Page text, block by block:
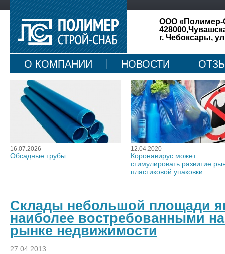
ООО «Полимер-
г. Чебоксары,
О КОМПАНИИ НОВОСТИ
КАРТА САЙТА
16.07.2026
Обсадные трубы
12.04.2020
Коронавирус может
стимулировать развитие
пластиковой упаковки
Склады небольшой площади
наиболее востребованными
рынке недвижимости
27.04.2013